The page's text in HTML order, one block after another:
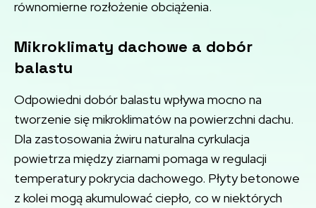
równomierne rozłożenie obciążenia.
Mikroklimaty dachowe a dobór
balastu
Odpowiedni dobór balastu wpływa mocno na
tworzenie się mikroklimatów na powierzchni dachu.
Dla zastosowania żwiru naturalna cyrkulacja
powietrza między ziarnami pomaga w regulacji
temperatury pokrycia dachowego. Płyty betonowe
z kolei mogą akumulować ciepło, co w niektórych